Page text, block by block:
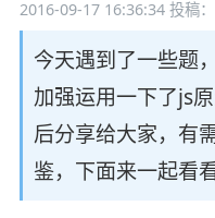
2016-09-17 16:36:34投稿
今天遇到了一些题
加强运用一下了js
后分享给大家，有
鉴，下面来一起看看